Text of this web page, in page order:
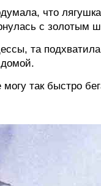
что
с золотым
та
так быстро